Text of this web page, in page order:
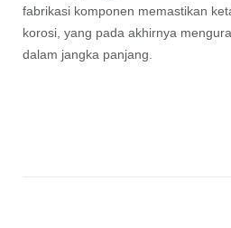
fabrikasi komponen memastikan
korosi, yang pada akhirnya
dalam jangka panjang.